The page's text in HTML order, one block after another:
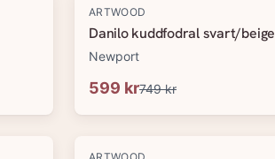
-20%
ARTWOOD
Danilo kuddfodral svart/beige
Newport
599 kr749 kr
-20%